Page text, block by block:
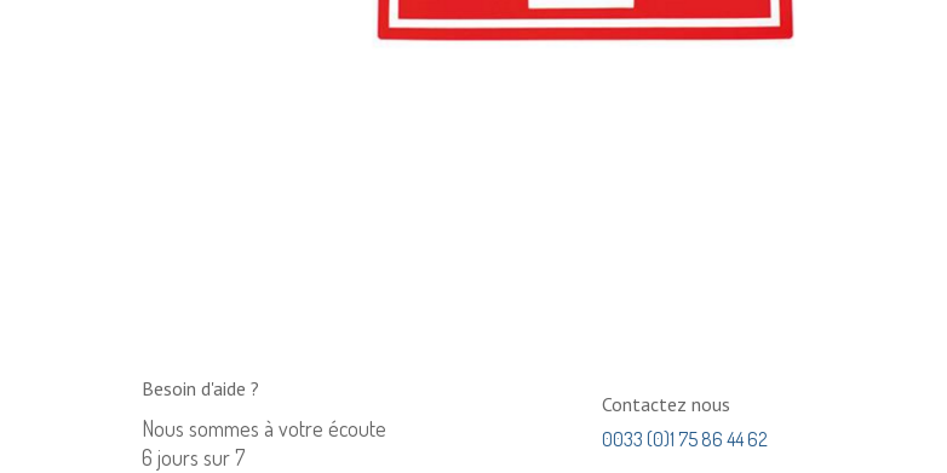
Besoin d'aide ?
Nous sommes à votre écoute
6 jours sur 7
Contactez nous
0033 (0)1 75 86 44 62